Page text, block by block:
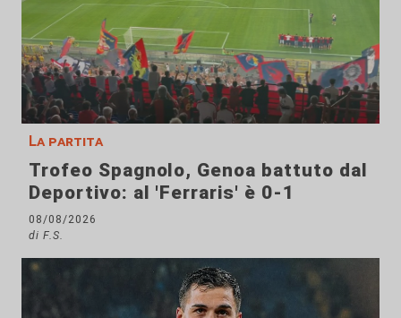
La partita
Trofeo Spagnolo, Genoa battuto dal
Deportivo: al 'Ferraris' è 0-1
08/08/2026
di F.S.